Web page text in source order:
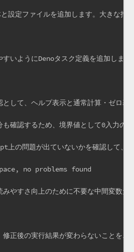
設定ファイルを追加します。大きな
すいようにDenoタスク定義を追加します
として、ヘルプ表示と通常計算・ゼロ基
も確認するため、境界値として0入力の
上の問題が出ていないかを確認して、
no problems found
みやすさ向上のために不要な中間変数だ
修正後の実行結果が変わらないことを1